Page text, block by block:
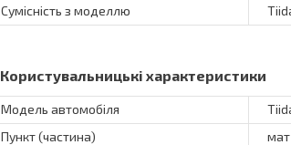
Сумісність з моделлю
Користувальницькі характеристики
Модель автомобіля
Пункт (частина)
мат